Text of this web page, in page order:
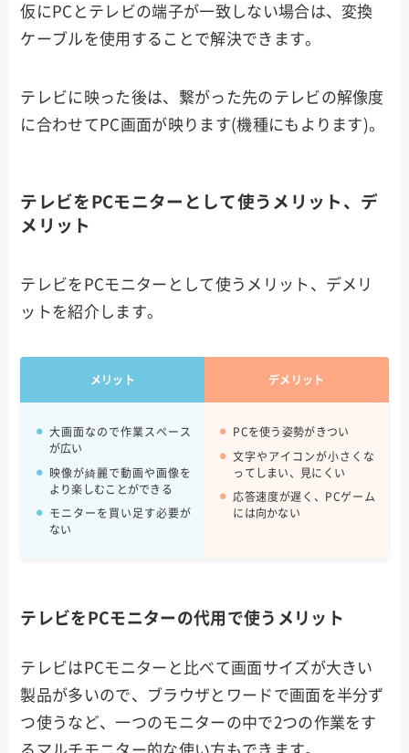
仮にPCとテレビの端子が一致しない場合は、変換
ケーブルを使用することで解決できます。
テレビに映った後は、繋がった先のテレビの解像度
に合わせてPC画面が映ります(機種にもよります)。
テレビをPCモニターとして使うメリット、デ
メリット
テレビをPCモニターとして使うメリット、デメリ
ットを紹介します。
メリット デメリット
大画面なので作業スペース
が広い
映像が綺麗で動画や画像を
より楽しむことができる
モニターを買い足す必要が
ない
PCを使う姿勢がきつい
文字やアイコンが小さくな
ってしまい、見にくい
応答速度が遅く、PCゲーム
には向かない
テレビをPCモニターの代用で使うメリット
テレビはPCモニターと比べて画面サイズが大きい
製品が多いので、ブラウザとワードで画面を半分ず
つ使うなど、一つのモニターの中で2つの作業をす